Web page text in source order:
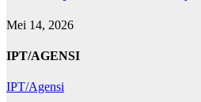
Mei 14, 2026
IPT/AGENSI
IPT/Agensi